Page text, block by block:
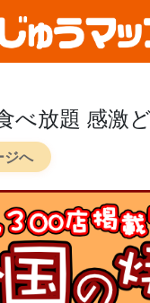
べ放題 感激
ジへ